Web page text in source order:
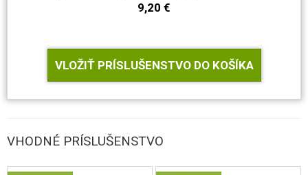
9,20 €
VLOŽIŤ PRÍSLUŠENSTVO DO KOŠÍKA
VHODNÉ PRÍSLUŠENSTVO